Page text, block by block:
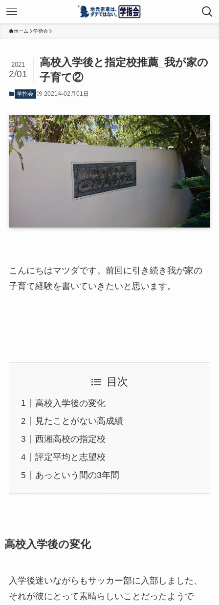
ホーム 学指会
高校入学後と指定校推薦_我が家の
子育て②
2021
2/01
学指会 2021年02月01日
こんにちはマツダです。前回に引き続き我が家の
子育て経験を書いていきたいと思います。
目次
高校入学後の変化
見たことがない高成績
西湘高校の指定校
評定平均と志望校
あっという間の3年間
高校入学後の変化
入学後迷いながらもサッカー部に入部しました、
それが彼にとって素晴らしいことだったようで